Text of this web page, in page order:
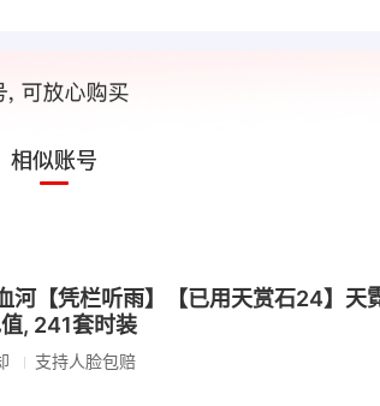
相似账号
河【凭栏听雨】【已用天赏石24】
, 241套时装
支持人脸包赔